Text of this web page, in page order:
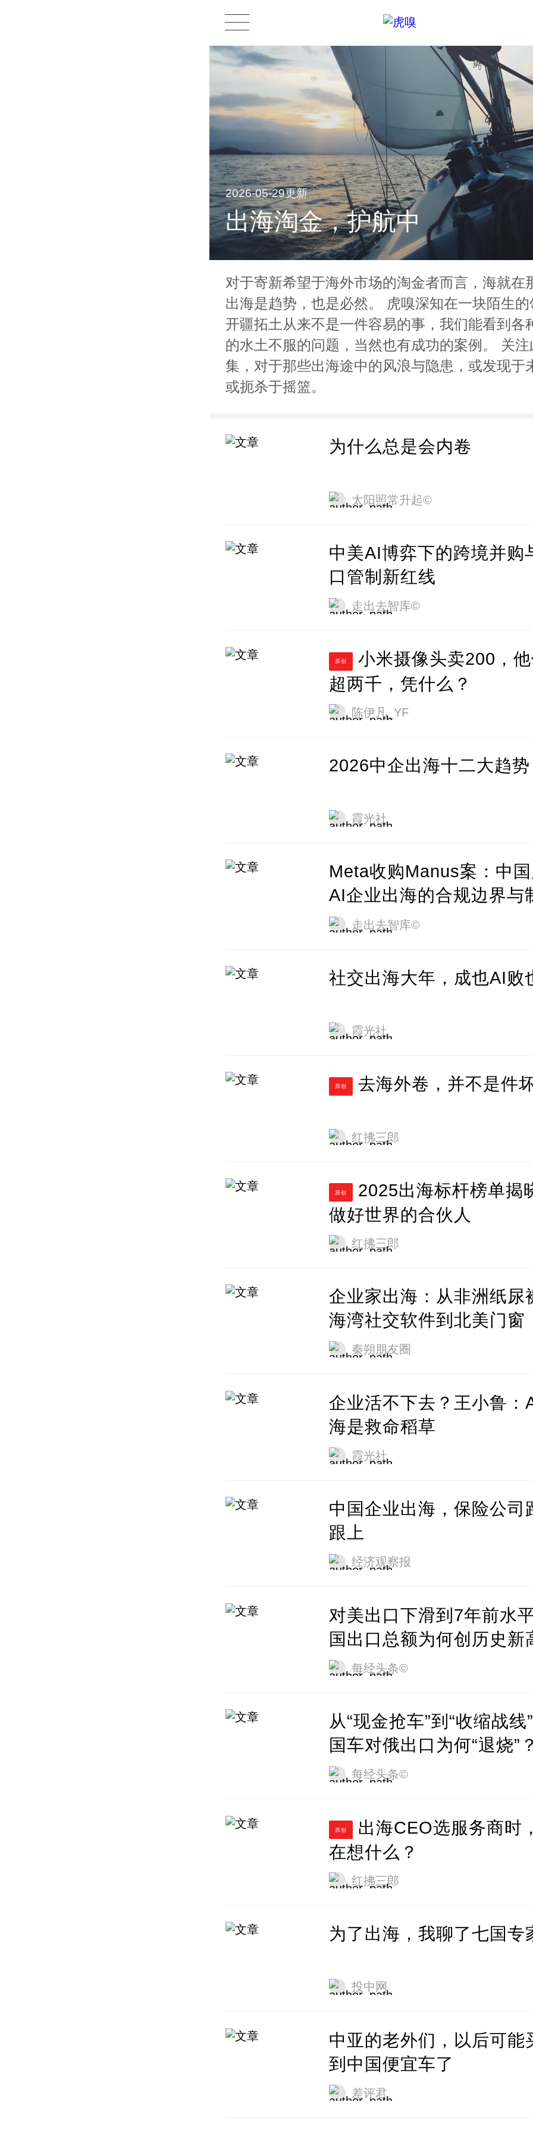
2026-05-29更新
出海淘金，护航中
对于寄新希望于海外市场的淘金者而言，海就在
出海是趋势，也是必然。 虎嗅深知在一块陌生的
开疆拓土从来不是一件容易的事，我们能看到各
的水土不服的问题，当然也有成功的案例。 关注
集，对于那些出海途中的风浪与隐患，或发现于
或扼杀于摇篮。
为什么总是会内卷
太阳照常升起©
中美AI博弈下的跨境并购
口管制新红线
走出去智库©
原创
小米摄像头卖200，他们卖
超两千，凭什么？
陈伊凡_YF
2026中企出海十二大趋势
霞光社
Meta收购Manus案：中
AI企业出海的合规边界与
启示走出去智库©
社交出海大年，成也AI败
霞光社
原创 去海外卷，并不是件
红拂三郎
原创
2025出海标杆榜单揭晓：
做好世界的合伙人
红拂三郎
企业家出海：从非洲纸尿
海湾社交软件到北美门窗
秦朔朋友圈
企业活不下去？王小鲁：
海是救命稻草
霞光社
中国企业出海，保险公司
跟上
经济观察报
对美出口下滑到7年前水
国出口总额为何创历史新
每经头条©
从“现金抢车”到“收缩战线
国车对俄出口为何“退烧”？
每经头条©
原创
出海CEO选服务商时，都
在想什么？
红拂三郎
为了出海，我聊了七国专
投中网
中亚的老外们，以后可能
到中国便宜车了
差评君